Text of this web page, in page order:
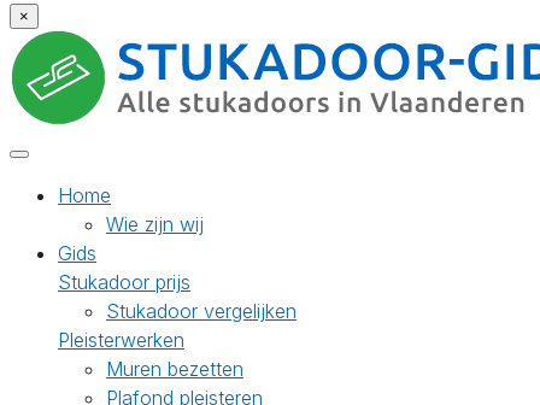
×
Home
Wie zijn wij
Gids
Stukadoor prijs
Stukadoor vergelijken
Pleisterwerken
Muren bezetten
Plafond pleisteren